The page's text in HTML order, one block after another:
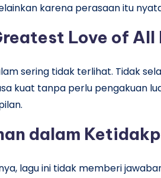
karena perasaan itu
Love of All
sering tidak terlihat. Tidak
kuat tanpa perlu pengakuan
dalam
lagu ini tidak memberi